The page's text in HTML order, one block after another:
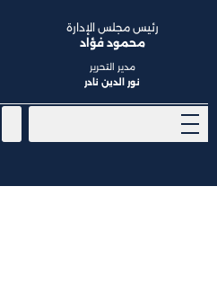
رئيس مجلس الإدارة
محمود فؤاد
مدير التحرير
نور الدين نادر